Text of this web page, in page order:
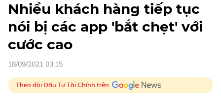
Nhiều khách hàng tiếp tục
nói bị các app 'bắt chẹt' với
cước cao
18/09/2021 03:15
Theo dõi Đầu Tư Tài Chính trên